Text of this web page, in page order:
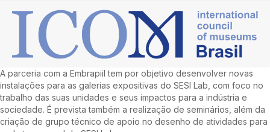
A parceria com a EmbrapiiI tem por objetivo desenvolver novas
instalações para as galerias expositivas do SESI Lab, com foco no
trabalho das suas unidades e seus impactos para a indústria e
sociedade. É prevista também a realização de seminários, além da
criação de grupo técnico de apoio no desenho de atividades para